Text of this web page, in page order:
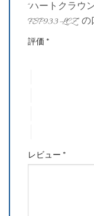
“ハートクラウ
FSP933-LCZ”
評価 *
レビュー *